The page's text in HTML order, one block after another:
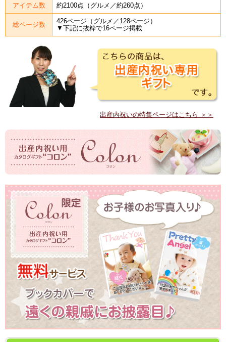
アイテム数 約2100点（グルメ／約260点）
総ページ数
426ページ（グルメ／128ページ）
▼下記に抜粋で16ページ掲載
出産内祝いの特集ページはこちら ＞＞